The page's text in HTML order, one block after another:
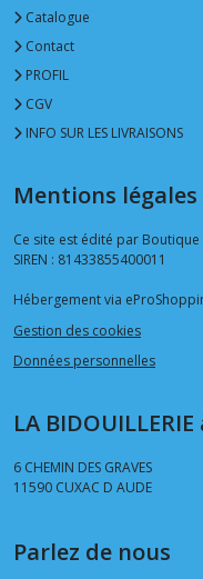
Catalogue
Contact
PROFIL
CGV
INFO SUR LES LIVRAISONS
Mentions légales
Ce site est édité par
SIREN : 81433855400011
Hébergement via
Gestion des cookies
Données personnelles
LA
6 CHEMIN DES GRAVES
11590 CUXAC D AUDE
Parlez de nous